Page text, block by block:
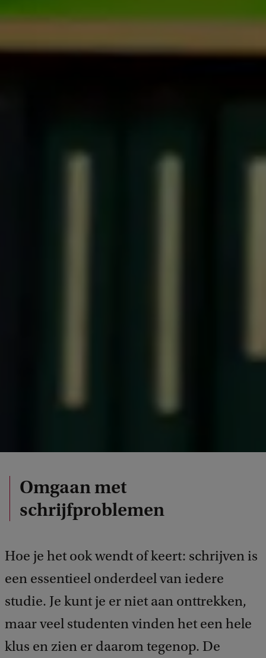
Omgaan met
schrijfproblemen
Hoe je het ook wendt of keert: schrijven is
een essentieel onderdeel van iedere
studie. Je kunt je er niet aan onttrekken,
maar veel studenten vinden het een hele
klus en zien er daarom tegenop. De